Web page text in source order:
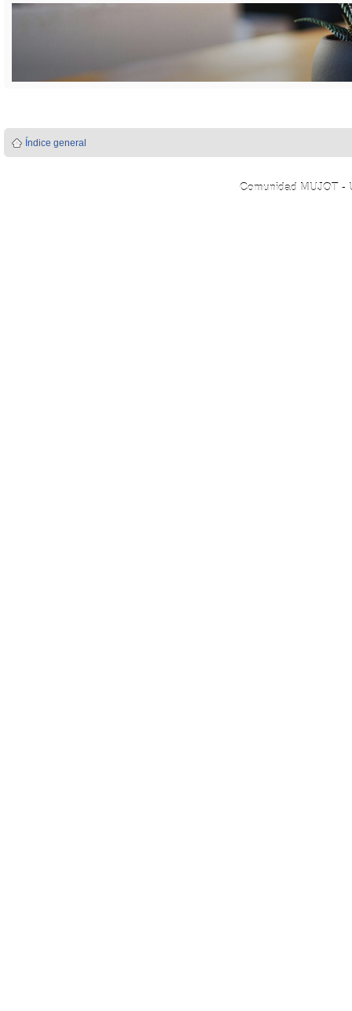
Índice general
Comunidad MUJOT -